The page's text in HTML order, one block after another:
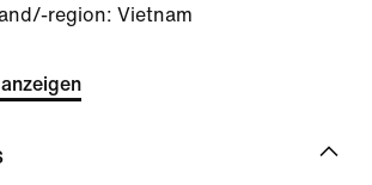
region: Vietnam